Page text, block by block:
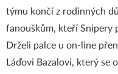
týmu končí z rodinných
fanouškům, kteří Snipery
Drželi palce u on-line
Láďovi Bazalovi, který se